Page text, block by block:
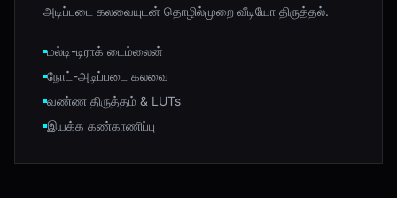
அடிப்படை கலவையுடன் தொழில்முறை வீடியோ திருத்தல்.
மல்டி-டிராக் டைம்லைன்
நோட்-அடிப்படை கலவை
வண்ண திருத்தம் & LUTs
இயக்க கண்காணிப்பு